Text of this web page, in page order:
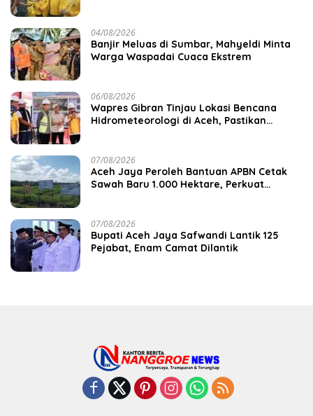
04/08/2026
Banjir Meluas di Sumbar, Mahyeldi Minta
Warga Waspadai Cuaca Ekstrem
06/08/2026
Wapres Gibran Tinjau Lokasi Bencana
Hidrometeorologi di Aceh, Pastikan
07/08/2026
Aceh Jaya Peroleh Bantuan APBN Cetak
Sawah Baru 1.000 Hektare, Perkuat
07/08/2026
Bupati Aceh Jaya Safwandi Lantik 125
Pejabat, Enam Camat Dilantik